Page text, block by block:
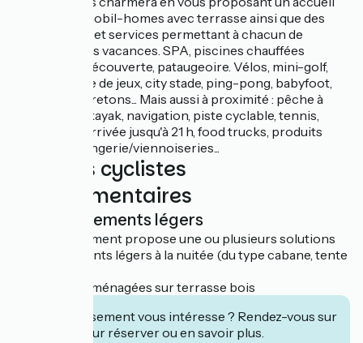
familial, des mobil-homes avec terrasse ainsi que des
équipements et services permettant à chacun de
profiter de ses vacances. SPA, piscines chauffées
couverte et découverte, pataugeoire. Vélos, mini-golf,
pétanque, aire de jeux, city stade, ping-pong, babyfoot,
billard, jeux bretons... Mais aussi à proximité : pêche à
pied, paddle, kayak, navigation, piste cyclable, tennis,
équitation... Arrivée jusqu'à 21 h, food trucks, produits
locaux, boulangerie/viennoiseries...
Services cyclistes
complémentaires
Hébergements légers
Cet établissement propose une ou plusieurs solutions
d'hébergements légers à la nuitée (du type cabane, tente
Tentes trek aménagées sur terrasse bois
Cet établissement vous intéresse ? Rendez-vous sur
leur site pour réserver ou en savoir plus.